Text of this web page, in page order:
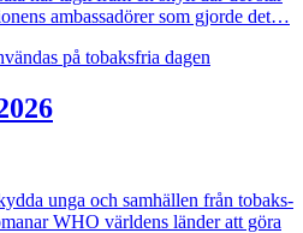
ambassadörer som gjorde det…
unga och samhällen från tobaks-
WHO världens länder att göra